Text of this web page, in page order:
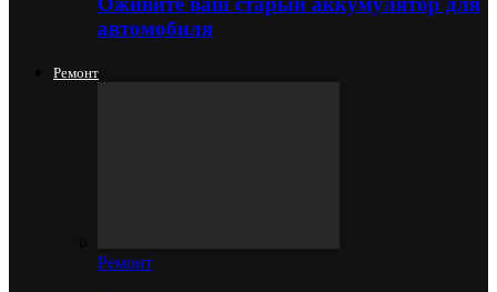
автомобиля
Ремонт
Ремонт